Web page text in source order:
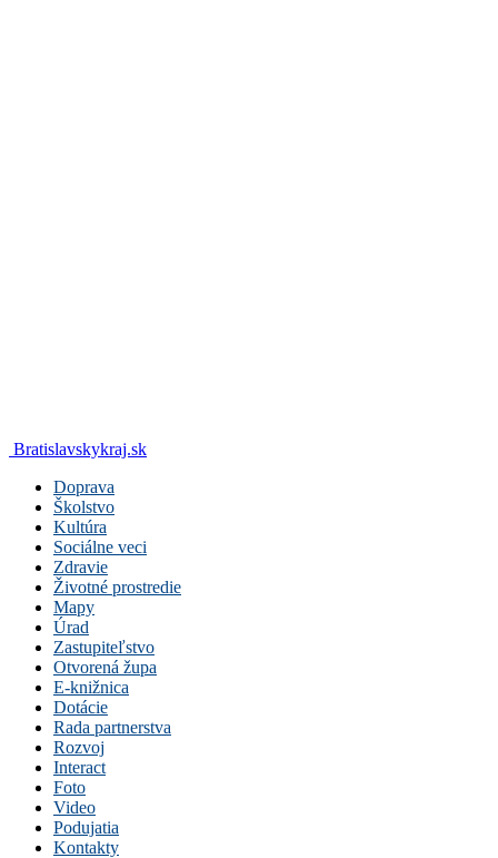
Bratislavskykraj.sk
Doprava
Školstvo
Kultúra
Sociálne veci
Zdravie
Životné prostredie
Mapy
Úrad
Zastupiteľstvo
Otvorená župa
E-knižnica
Dotácie
Rada partnerstva
Rozvoj
Interact
Foto
Video
Podujatia
Kontakty